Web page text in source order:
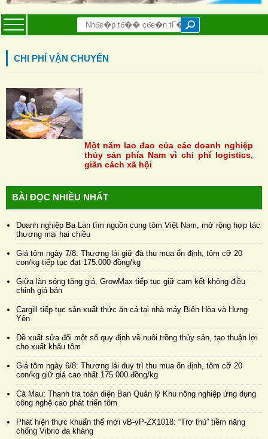
CHI PHÍ VẬN CHUYỂN
Một năm lao đao của các doanh nghiệp
thủy sản phía Nam vì chi phí logistics,
giãn cách xã hội
BÀI ĐỌC NHIỀU NHẤT
Doanh nghiệp Ba Lan tìm nguồn cung tôm Việt Nam, mở rộng hợp tác
thương mại hai chiều
Giá tôm ngày 7/8: Thương lái giữ đà thu mua ổn định, tôm cỡ 20
con/kg tiếp tục đạt 175.000 đồng/kg
Giữa làn sóng tăng giá, GrowMax tiếp tục giữ cam kết không điều
chỉnh giá bán
Cargill tiếp tục sản xuất thức ăn cá tại nhà máy Biên Hòa và Hưng
Yên
Đề xuất sửa đổi một số quy định về nuôi trồng thủy sản, tạo thuận lợi
cho xuất khẩu tôm
Giá tôm ngày 6/8: Thương lái duy trì thu mua ổn định, tôm cỡ 20
con/kg giữ giá cao nhất 175.000 đồng/kg
Cà Mau: Thanh tra toàn diện Ban Quản lý Khu nông nghiệp ứng dụng
công nghệ cao phát triển tôm
Phát hiện thực khuẩn thể mới vB-vP-ZX1018: “Trợ thủ” tiềm năng
chống Vibrio đa kháng